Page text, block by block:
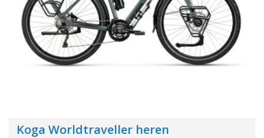
Koga Worldtraveller heren